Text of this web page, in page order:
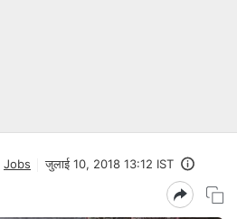
Jobs जुलाई 10, 2018 13:12 IST